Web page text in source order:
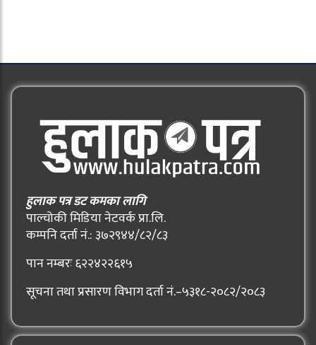
हुलाक पत्र डट कमका लागि
पाल्चोकी मिडिया नेटवर्क प्रा.लि.
कम्पनि दर्ता नं.: ३७२९४४/८२/८३
पान नम्बरः ६२२४२२६१५
सूचना तथा प्रसारण विभाग दर्ता नं.–५३१८-२०८२/२०८३